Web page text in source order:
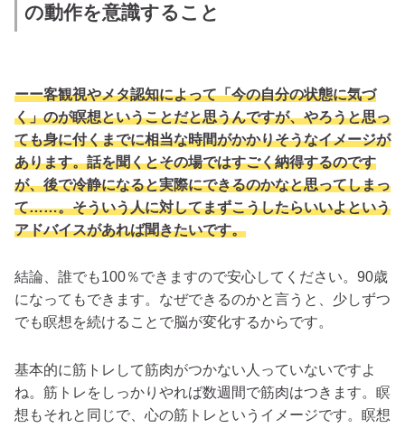
の動作を意識すること
ーー客観視やメタ認知によって「今の自分の状態に気づ
く」のが瞑想ということだと思うんですが、やろうと思っ
ても身に付くまでに相当な時間がかかりそうなイメージが
あります。話を聞くとその場ではすごく納得するのです
が、後で冷静になると実際にできるのかなと思ってしまっ
て……。そういう人に対してまずこうしたらいいよという
アドバイスがあれば聞きたいです。
結論、 誰でも100％できますので安心してください。90歳
になってもできます。なぜできるのかと言うと、少しずつ
でも瞑想を続けることで脳が変化するからです。
基本的に筋トレして筋肉がつかない人っていないですよ
ね。筋トレをしっかりやれば数週間で筋肉はつきます。瞑
想もそれと同じで、心の筋トレというイメージです。瞑想